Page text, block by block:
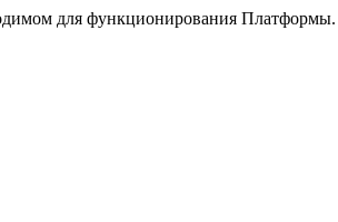
для функционирования Платформы.